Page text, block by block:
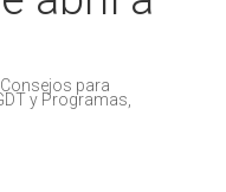
Consejos para
y Programas